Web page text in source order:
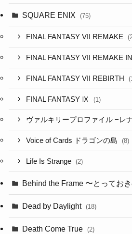
SQUARE ENIX (75)
FINAL FANTASY VII REMAKE
FINAL FANTASY VII REMAKE
FINAL FANTASY VII REBIRTH
FINAL FANTASY Ⅸ (1)
ヴァルキリープロファイル −レ
Voice of Cards ドラゴンの島 (8)
Life Is Strange (2)
Behind the Frame 〜とってお
Dead by Daylight (18)
Death Come True (2)